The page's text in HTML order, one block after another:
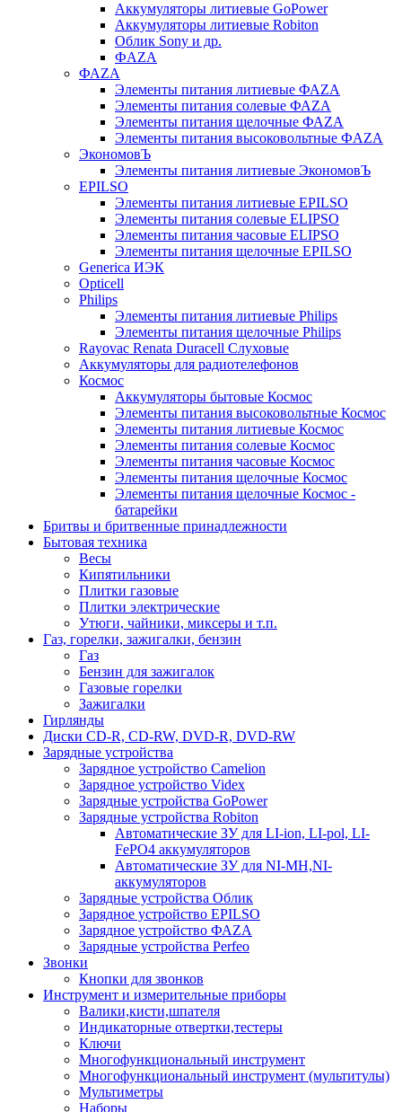
Аккумуляторы литиевые GoPower
Аккумуляторы литиевые Robiton
Облик Sony и др.
ФAZA
ФАZA
Элементы питания литиевые ФАZА
Элементы питания солевые ФАZА
Элементы питания щелочные ФАZА
Элементы питания высоковольтные ФAZA
ЭкономовЪ
Элементы питания литиевые ЭкономовЪ
EPILSO
Элементы питания литиевые EPILSO
Элементы питания солевые ELIPSO
Элементы питания часовые ELIPSO
Элементы питания щелочные EPILSO
Generica ИЭК
Opticell
Philips
Элементы питания литиевые Philips
Элементы питания щелочные Philips
Rayovac Renata Duracell Слуховые
Аккумуляторы для радиотелефонов
Космос
Аккумуляторы бытовые Космос
Элементы питания высоковольтные Космос
Элементы питания литиевые Космос
Элементы питания солевые Космос
Элементы питания часовые Космос
Элементы питания щелочные Космос
Элементы питания щелочные Космос -
батарейки
Бритвы и бритвенные принадлежности
Бытовая техника
Весы
Кипятильники
Плитки газовые
Плитки электрические
Утюги, чайники, миксеры и т.п.
Газ, горелки, зажигалки, бензин
Газ
Бензин для зажигалок
Газовые горелки
Зажигалки
Гирлянды
Диски CD-R, CD-RW, DVD-R, DVD-RW
Зарядные устройства
Зарядное устройство Camelion
Зарядное устройство Videx
Зарядные устройства GoPower
Зарядные устройства Robiton
Автоматические ЗУ для LI-ion, LI-pol, LI-
FePO4 аккумуляторов
Автоматические ЗУ для NI-MH,NI-
аккумуляторов
Зарядные устройства Облик
Зарядное устройство EPILSO
Зарядное устройство ФАZА
Зарядные устройства Perfeo
Звонки
Кнопки для звонков
Инструмент и измерительные приборы
Валики,кисти,шпателя
Индикаторные отвертки,тестеры
Ключи
Многофункциональный инструмент
Многофункциональный инструмент (мультитулы)
Мультиметры
Наборы